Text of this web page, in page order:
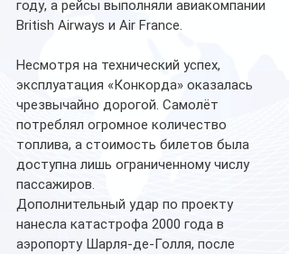
году, а рейсы выполняли авиакомпании
British Airways и Air France.
Несмотря на технический успех,
эксплуатация «Конкорда» оказалась
чрезвычайно дорогой. Самолёт
потреблял огромное количество
топлива, а стоимость билетов была
доступна лишь ограниченному числу
пассажиров.
Дополнительный удар по проекту
нанесла катастрофа 2000 года в
аэропорту Шарля-де-Голля, после